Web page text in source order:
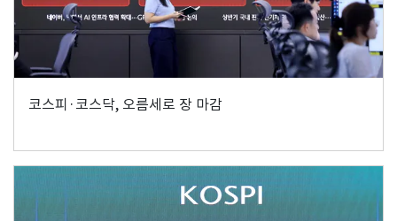
코스피·코스닥, 오름세로 장 마감